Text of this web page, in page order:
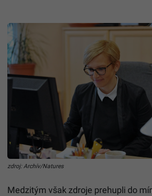
zdroj: Archív/Natures
Medzitým však zdroje prehupli do